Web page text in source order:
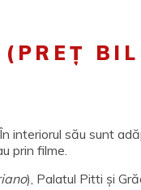
interiorul său sunt
prin filme.
), Palatul Pitti și